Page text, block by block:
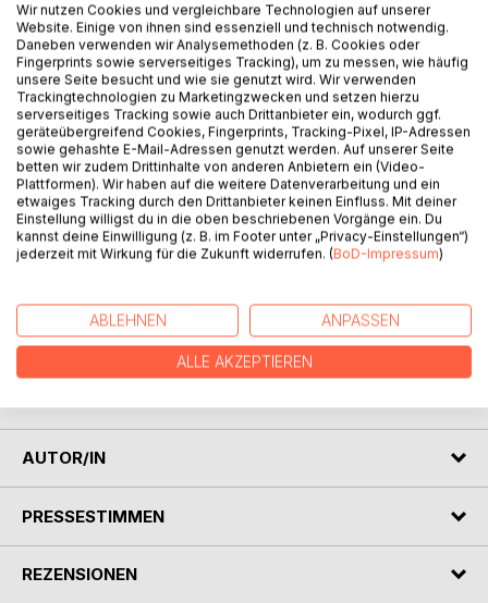
BESCHREIBUNG
In dieser Buchreihe möchte ich Euch meine Kunstwerke
aus Keramik zeigen, die ich niemanden vorenthalten
möchte. Als Autist*in habe ich besonders große
Schwierigkeiten in meinem Leben. Als Künstler*in habe ich
meiner Kunst auszudrücken, weshalb es mir große Freude
bereitet, als Künstler*in zu arbeiten. Diese Freude an
meiner Arbeit als Künstler*in und die Freude darüber, diese
veröffentlichen zu können, möchte ich hier mit Euch teilen
AUTOR/IN
PRESSESTIMMEN
REZENSIONEN
Wir nutzen Cookies und vergleichbare Technologien auf unserer
Website. Einige von ihnen sind essenziell und technisch notwendig.
Daneben verwenden wir Analysemethoden (z. B. Cookies oder
Fingerprints sowie serverseitiges Tracking), um zu messen, wie häufig
unsere Seite besucht und wie sie genutzt wird. Wir verwenden
Trackingtechnologien zu Marketingzwecken und setzen hierzu
serverseitiges Tracking sowie auch Drittanbieter ein, wodurch ggf.
geräteübergreifend Cookies, Fingerprints, Tracking-Pixel, IP-Adressen
sowie gehashte E-Mail-Adressen genutzt werden. Auf unserer Seite
betten wir zudem Drittinhalte von anderen Anbietern ein (Video-
Plattformen). Wir haben auf die weitere Datenverarbeitung und ein
etwaiges Tracking durch den Drittanbieter keinen Einfluss. Mit deiner
Einstellung willigst du in die oben beschriebenen Vorgänge ein. Du
kannst deine Einwilligung (z. B. im Footer unter „Privacy-Einstellungen“)
jederzeit mit Wirkung für die Zukunft widerrufen. (BoD-Impressum)
ABLEHNEN ANPASSEN
ALLE AKZEPTIEREN